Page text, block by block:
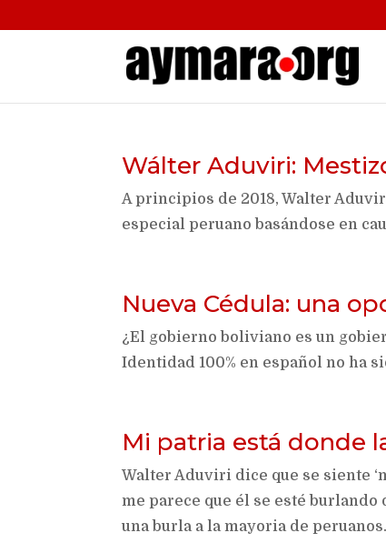
Wálter Aduviri:
A principios de 2018, Walter
especial peruano basándose en
Nueva Cédula: una
¿El gobierno boliviano es un
Identidad 100% en español no ha
Mi patria está donde
Walter Aduviri dice que se siente
me parece que él se esté burlando
una burla a la mayoria de peruanos.